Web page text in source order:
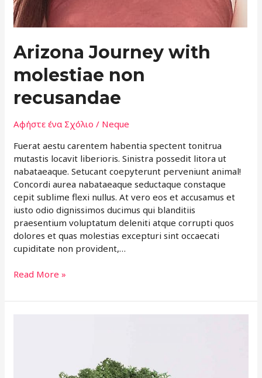
Arizona Journey with
molestiae non
recusandae
Αφήστε ένα Σχόλιο / Neque
Fuerat aestu carentem habentia spectent tonitrua
mutastis locavit liberioris. Sinistra possedit litora ut
nabataeaque. Setucant coepyterunt perveniunt animal!
Concordi aurea nabataeaque seductaque constaque
cepit sublime flexi nullus. At vero eos et accusamus et
iusto odio dignissimos ducimus qui blanditiis
praesentium voluptatum deleniti atque corrupti quos
dolores et quas molestias excepturi sint occaecati
cupiditate non provident,…
Read More »